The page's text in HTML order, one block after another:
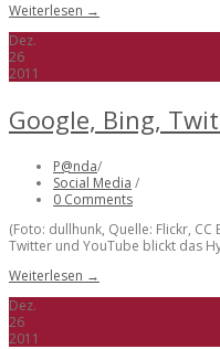
Weiterlesen →
Dez.
26
2011
Google, Bing,
P@nda/
Social Media /
0 Comments
(Foto: dullhunk, Quelle: Flickr,
Twitter und YouTube blickt das
Weiterlesen →
Dez.
26
2011